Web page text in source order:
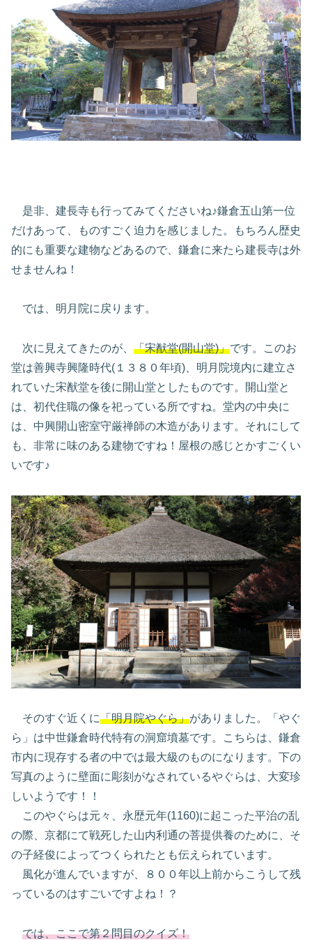
是非、建長寺も行ってみてくださいね♪鎌倉五山第一位
だけあって、ものすごく迫力を感じました。もちろん歴史
的にも重要な建物などあるので、鎌倉に来たら建長寺は外
せませんね！
では、明月院に戻ります。
次に見えてきたのが、 「宋猷堂(開山堂)」です。このお
堂は善興寺興隆時代(１３８０年頃)、明月院境内に建立さ
れていた宋猷堂を後に開山堂としたものです。開山堂と
は、初代住職の像を祀っている所ですね。堂内の中央に
は、中興開山密室守厳禅師の木造があります。それにして
も、非常に味のある建物ですね！屋根の感じとかすごくい
いです♪
そのすぐ近くに「明月院やぐら」がありました。「やぐ
ら」は中世鎌倉時代特有の洞窟墳墓です。こちらは、鎌倉
市内に現存する者の中では最大級のものになります。下の
写真のように壁面に彫刻がなされているやぐらは、大変珍
しいようです！！
このやぐらは元々、永歴元年(1160)に起こった平治の乱
の際、京都にて戦死した山内利通の菩提供養のために、そ
の子経俊によってつくられたとも伝えられています。
風化が進んでいますが、８００年以上前からこうして残
っているのはすごいですよね！？
では、ここで第２問目のクイズ！